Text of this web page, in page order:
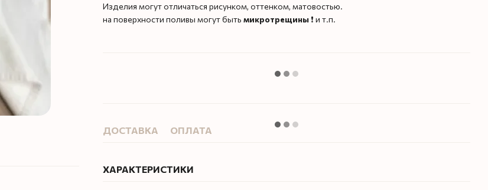
Изделия могут отличаться рисунком, оттенком, матовостью.
на поверхности поливы могут быть микротрещины ❗️ и т.п.
ДОСТАВКА ОПЛАТА
ХАРАКТЕРИСТИКИ